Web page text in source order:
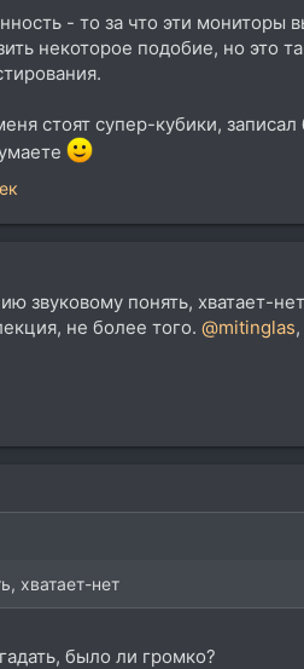
- то за что эти
некоторое подобие, но это
стоят супер-кубики,
звуковому понять, хватает-
не более того. @mitinglas
хватает-нет
было ли громко?